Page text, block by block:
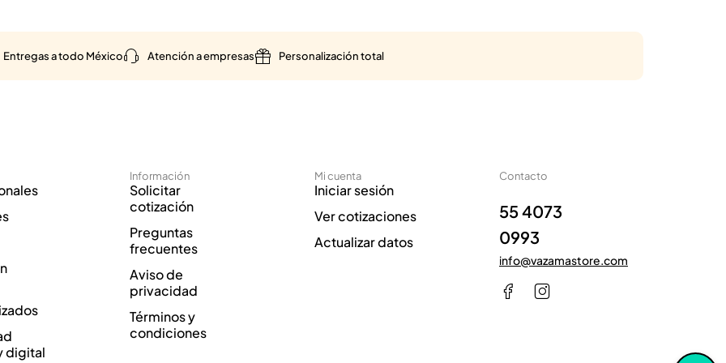
Entregas a todo México Atención a empresas Personalización total
digital
Información
Solicitar
cotización
Preguntas
frecuentes
Aviso de
privacidad
Términos y
condiciones
Mi cuenta
Iniciar sesión
Ver cotizaciones
Actualizar datos
Contacto
55 4073
0993
info@vazamastore.com